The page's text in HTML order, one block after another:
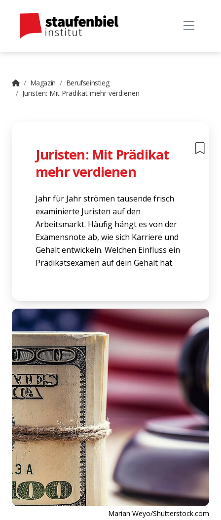
Magazin
Berufseinstieg
Juristen: Mit Prädikat mehr verdienen
Juristen: Mit Prädikat
mehr verdienen
Jahr für Jahr strömen tausende frisch
examinierte Juristen auf den
Arbeitsmarkt. Häufig hängt es von der
Examensnote ab, wie sich Karriere und
Gehalt entwickeln. Welchen Einfluss ein
Prädikatsexamen auf dein Gehalt hat.
Marian Weyo/Shutterstock.com